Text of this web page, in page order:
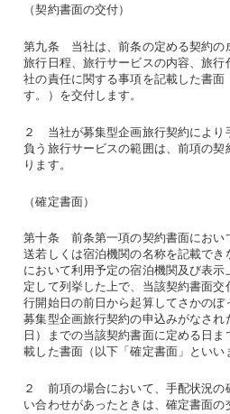
（契約書面の交付）
第九条 当社は、前条の定める契約の
旅行日程、旅行サービスの内容、旅行
社の責任に関する事項を記載した書面
す。）を交付します。
２ 当社が募集型企画旅行契約により
負う旅行サービスの範囲は、前項の契
ります。
（確定書面）
第十条 前条第一項の契約書面におい
送若しくは宿泊機関の名称を記載で
において利用予定の宿泊機関及び表
定して列挙した上で、当該契約書面
行開始日の前日から起算してさかの
募集型企画旅行契約の申込みがなさ
日）までの当該契約書面に定める日
載した書面（以下「確定書面」といい
２ 前項の場合において、手配状況の
い合わせがあったときは、確定書面